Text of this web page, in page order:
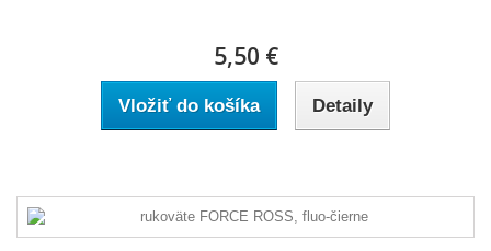
5,50 €
Vložiť do košíka Detaily